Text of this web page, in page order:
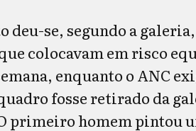
se, segundo a
colocavam em risco
enquanto o ANC
fosse retirado da
primeiro homem pintou